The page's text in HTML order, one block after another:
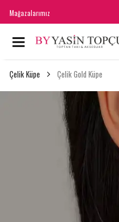
Mağazalarımız
Çelik Küpe Çelik Gold Küpe